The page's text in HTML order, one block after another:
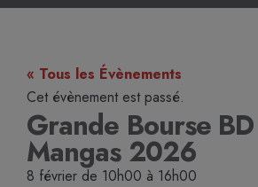
« Tous les Évènements
Cet évènement est passé.
Grande Bourse
Mangas 2026
8 février de 10h00 à 16h00